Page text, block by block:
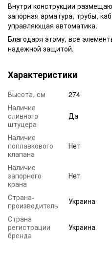
Внутри конструкции
запорная арматура, трубы,
управляющая автоматика.
Благодаря этому, все
надежной защитой.
Характеристики
Высота, см
274
Наличие
сливного
штуцера
Да
Наличие
поплавкового
клапана
Нет
Наличие
запорного
крана
Нет
Страна-
производитель
Украина
Страна
регистрации
бренда
Украина